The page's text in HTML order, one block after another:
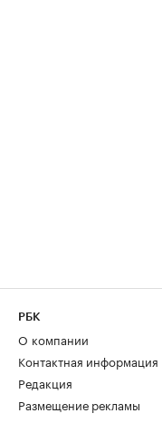
РБК
О компании
Контактная информация
Редакция
Размещение рекламы